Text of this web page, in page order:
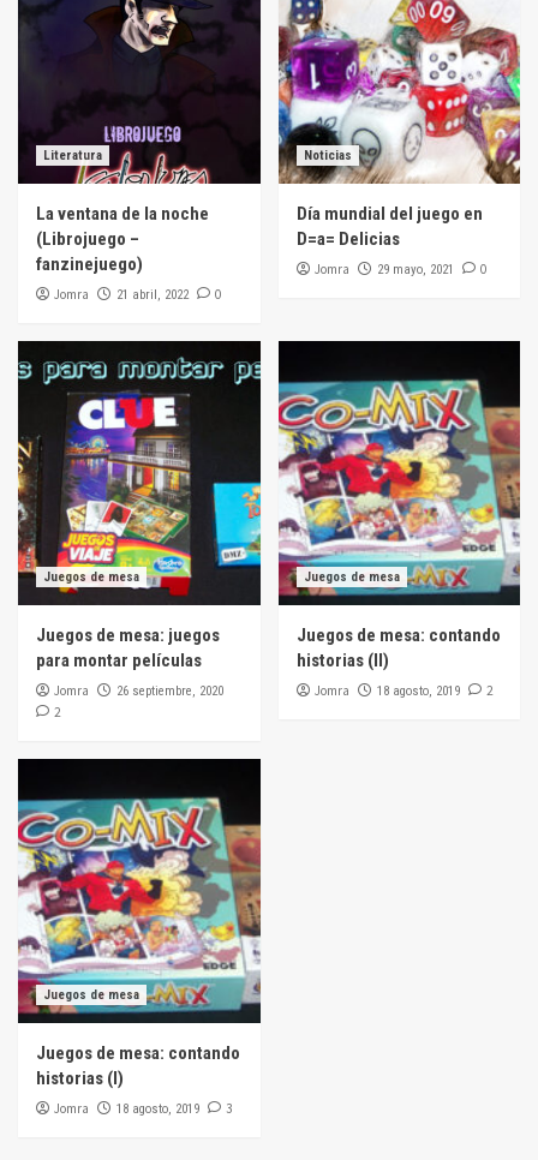
Literatura
La ventana de la noche
(Librojuego –
fanzinejuego)
Jomra 21 abril, 2022 0
Noticias
Día mundial del juego en
D=a= Delicias
Jomra 29 mayo, 2021 0
Juegos de mesa
Juegos de mesa: juegos
para montar películas
Jomra 26 septiembre, 2020
2
Juegos de mesa
Juegos de mesa: contando
historias (II)
Jomra 18 agosto, 2019 2
Juegos de mesa
Juegos de mesa: contando
historias (I)
Jomra 18 agosto, 2019 3